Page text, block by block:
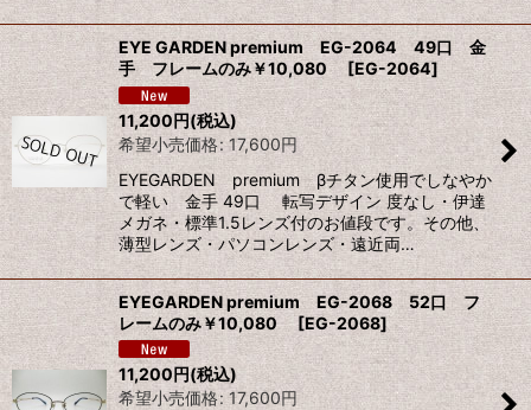
EYE GARDEN premium EG-2064 49口 金
手 フレームのみ￥10,080 [EG-2064]
11,200円(税込)
希望小売価格: 17,600円
EYEGARDEN premium βチタン使用でしなやか
で軽い 金手 49口 転写デザイン 度なし・伊達
メガネ・標準1.5レンズ付のお値段です。その他、
薄型レンズ・パソコンレンズ・遠近両…
EYEGARDEN premium EG-2068 52口 フ
レームのみ￥10,080 [EG-2068]
11,200円(税込)
希望小売価格: 17,600円